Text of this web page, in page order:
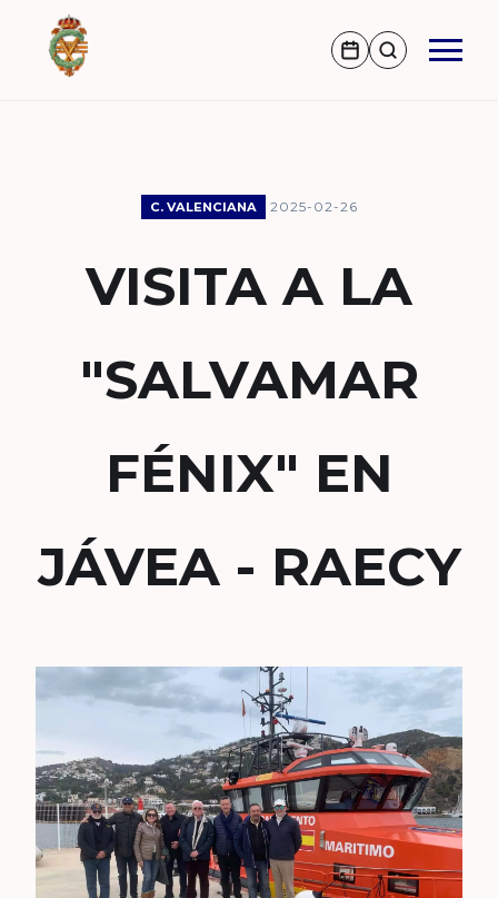
C. VALENCIANA 2025-02-26
VISITA A LA
"SALVAMAR
FÉNIX" EN
JÁVEA - RAECY